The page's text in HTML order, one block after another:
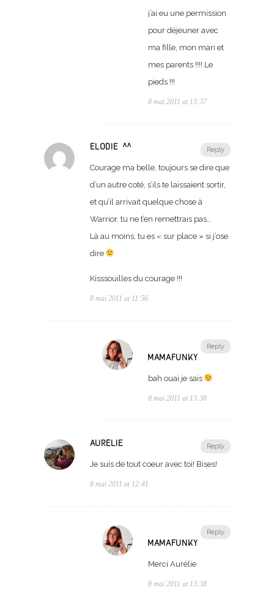
j’ai eu une permission
pour déjeuner avec
ma fille, mon mari et
mes parents !!!! Le
pieds !!!
8 mai 2011 at 13:37
Reply
ELODIE ^^
Courage ma belle, toujours se dire que
d’un autre coté, s’ils te laissaient sortir,
et qu’il arrivait quelque chose à
Warrior, tu ne t’en remettrais pas…
Là au moins, tu es « sur place » si j’ose
dire
Kisssouilles du courage !!!
8 mai 2011 at 11:56
Reply
MAMAFUNKY
bah ouai je sais
8 mai 2011 at 13:38
Reply
AURÉLIE
Je suis de tout coeur avec toi! Bises!
8 mai 2011 at 12:41
Reply
MAMAFUNKY
Merci Aurélie
8 mai 2011 at 13:38